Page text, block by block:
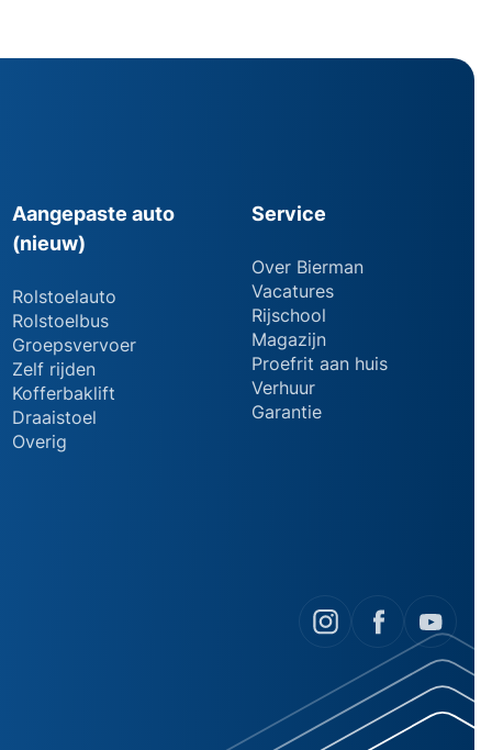
Aangepaste auto
(nieuw)
Rolstoelauto
Rolstoelbus
Groepsvervoer
Zelf rijden
Kofferbaklift
Draaistoel
Overig
Service
Over Bierman
Vacatures
Rijschool
Magazijn
Proefrit aan huis
Verhuur
Garantie